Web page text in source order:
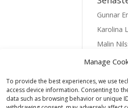
Manage
To provide the best experiences, we use
access device information. Consenting to
data such as browsing behavior or unique
Gunnar
Karolina
Malin
Mattis